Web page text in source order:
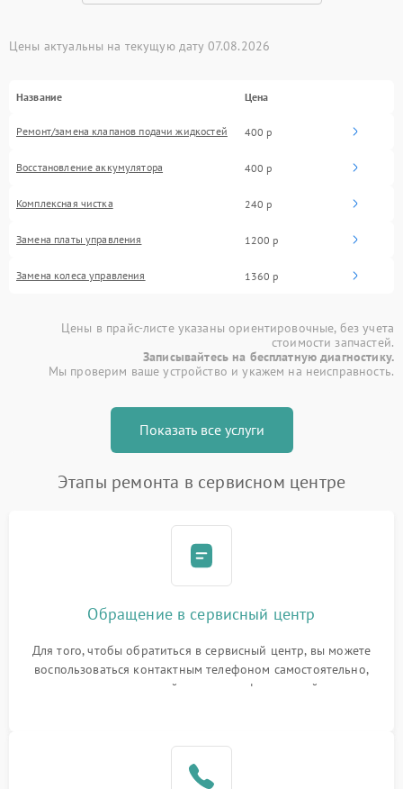
Цены актуальны на текущую дату 07.08.2026
Название Цена
Ремонт/замена клапанов подачи жидкостей 400 р
Восстановление аккумулятора 400 р
Комплексная чистка 240 р
Замена платы управления 1200 р
Замена колеса управления 1360 р
Цены в прайс-листе указаны ориентировочные, без учета
стоимости запчастей.
Записывайтесь на бесплатную диагностику.
Мы проверим ваше устройство и укажем на неисправность.
Показать все услуги
Этапы ремонта в сервисном центре
Обращение в сервисный центр
Для того, чтобы обратиться в сервисный центр, вы можете
воспользоваться контактным телефоном самостоятельно,
или оставить свой номер телефона на сайте